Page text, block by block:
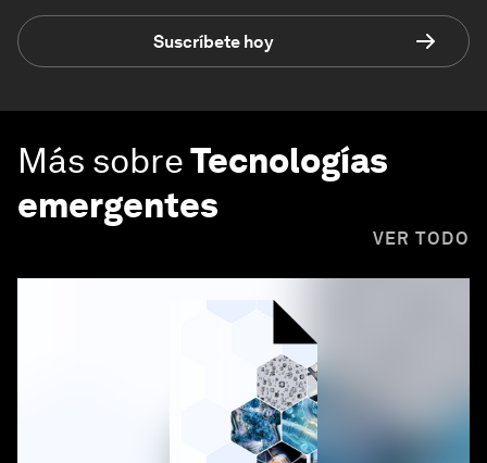
Suscríbete hoy
Más sobreTecnologías
emergentes
VER TODO